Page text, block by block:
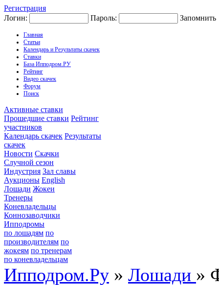
Регистрация
Логин:
Пароль: Запомнить
Главная
Статьи
Календарь и Результаты скачек
Ставки
База Ипподром.РУ
Рейтинг
Видео скачек
Форум
Поиск
Активные ставки
Прошедшие ставки Рейтинг
участников
Календарь скачек Результаты
скачек
Новости Скачки
Случной сезон
Индустрия Зал славы
Аукционы English
Лошади Жокеи
Тренеры
Коневладельцы
Коннозаводчики
Ипподромы
по лошадям по
производителям по
жокеям по тренерам
по коневладельцам
Ипподром.Ру » Лошади »